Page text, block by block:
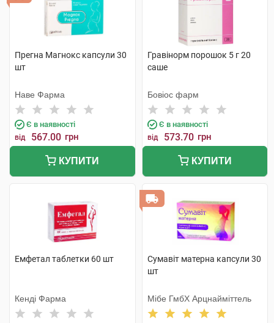
Прегна Магнокс капсули 30
шт
Наве Фарма
Є в наявності
від 567.00 грн
КУПИТИ
Гравінорм порошок 5 г 20
саше
Бовіос фарм
Є в наявності
від 573.70 грн
КУПИТИ
Емфетал таблетки 60 шт
Кенді Фарма
Сумавіт матерна капсули 30
шт
Мібе ГмбХ Арцнайміттель